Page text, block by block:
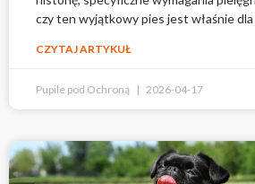
czy ten wyjątkowy pies jest właśnie
CZYTAJ ARTYKUŁ
Pupile pod Ochroną 2026-04-17